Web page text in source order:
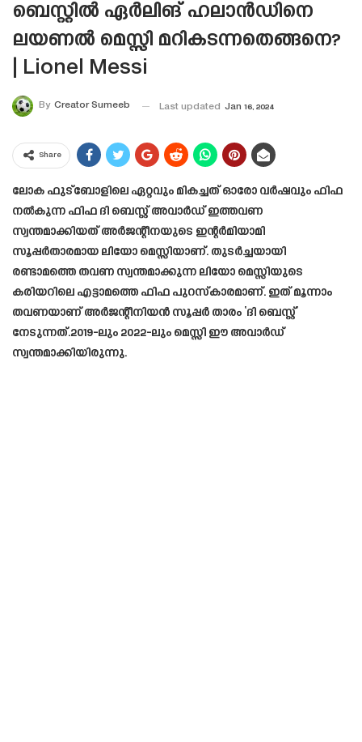
ബെസ്റ്റിൽ ഏർലിങ് ഹലാൻഡിനെ
ലയണൽ മെസ്സി മറികടന്നതെങ്ങനെ?
| Lionel Messi
By Creator Sumeeb Last updated Jan 16, 2024
Share
ലോക ഫുട്ബോളിലെ ഏറ്റവും മികച്ചത് ഓരോ വർഷവും ഫിഫ
നൽകുന്ന ഫിഫ ദി ബെസ്റ്റ് അവാർഡ് ഇത്തവണ
സ്വന്തമാക്കിയത് അർജന്റീനയുടെ ഇന്റർമിയാമി
സൂപ്പർതാരമായ ലിയോ മെസ്സിയാണ്. തുടർച്ചയായി
രണ്ടാമത്തെ തവണ സ്വന്തമാക്കുന്ന ലിയോ മെസ്സിയുടെ
കരിയറിലെ എട്ടാമത്തെ ഫിഫ പുറസ്‌കാരമാണ്. ഇത് മൂന്നാം
തവണയാണ് അർജന്റീനിയൻ സൂപ്പർ താരം ‘ദി ബെസ്റ്റ്’
നേടുന്നത്.2019-ലും 2022-ലും മെസ്സി ഈ അവാർഡ്
സ്വന്തമാക്കിയിരുന്നു.